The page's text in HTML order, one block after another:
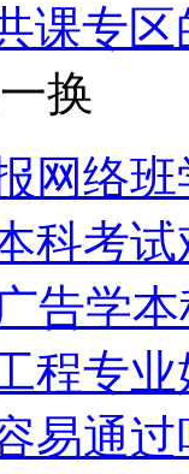
课专区
换
网络
科考
告学
程专
易通